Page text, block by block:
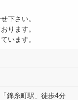
下さい。
ります。
います。
錦糸町駅」徒歩4分